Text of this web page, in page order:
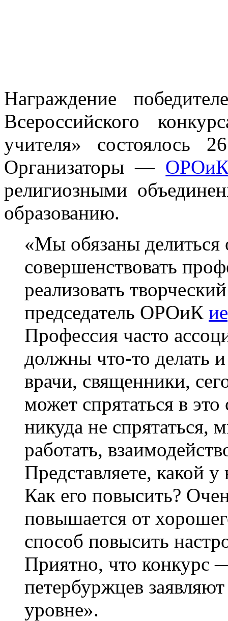
Награждение
Всероссийского
учителя» состоялось
Организаторы —
религиозными
образованию.
«Мы обязаны
совершенствовать
реализовать
председатель ОРОиК
Профессия часто
должны что-то делать
врачи, священники,
может спрятаться в
никуда не
работать,
Представляете, какой
Как его повысить?
повышается от
способ повысить
Приятно, что конкурс
петербуржцев
уровне».